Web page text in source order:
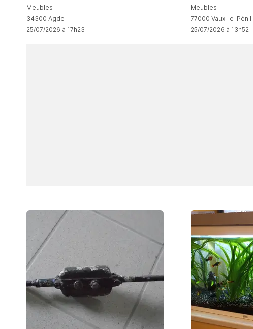
Meubles
34300 Agde
25/07/2026 à 17h23
Meubles
77000 Vaux-le-Pénil
25/07/2026 à 13h52